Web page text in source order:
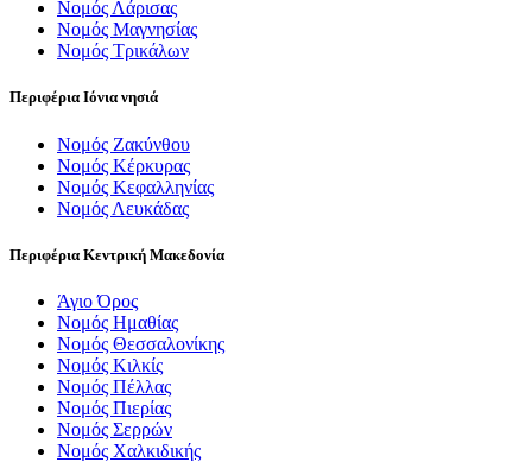
Νομός Λάρισας
Νομός Μαγνησίας
Νομός Τρικάλων
Περιφέρια Ιόνια νησιά
Νομός Ζακύνθου
Νομός Κέρκυρας
Νομός Κεφαλληνίας
Νομός Λευκάδας
Περιφέρια Κεντρική Μακεδονία
Άγιο Όρος
Νομός Ημαθίας
Νομός Θεσσαλονίκης
Νομός Κιλκίς
Νομός Πέλλας
Νομός Πιερίας
Νομός Σερρών
Νομός Χαλκιδικής